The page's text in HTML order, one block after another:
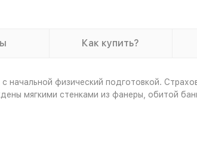
Как купить?
начальной физический подготовкой.
мягкими стенками из фанеры, обитой